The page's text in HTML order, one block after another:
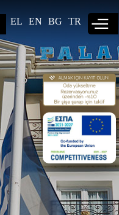
EL EN BG TR